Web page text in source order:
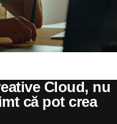
Cloud, nu
că pot crea